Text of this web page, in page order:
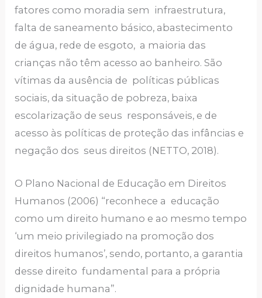
fatores como moradia sem infraestrutura,
falta de saneamento básico, abastecimento
de água, rede de esgoto, a maioria das
crianças não têm acesso ao banheiro. São
vítimas da ausência de políticas públicas
sociais, da situação de pobreza, baixa
escolarização de seus responsáveis, e de
acesso às políticas de proteção das infâncias e
negação dos seus direitos (NETTO, 2018).
O Plano Nacional de Educação em Direitos
Humanos (2006) “reconhece a educação
como um direito humano e ao mesmo tempo
‘um meio privilegiado na promoção dos
direitos humanos’, sendo, portanto, a garantia
desse direito fundamental para a própria
dignidade humana”.